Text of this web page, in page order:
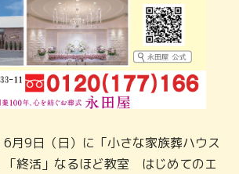
月9日（日）に「小さな家族葬ハウス
「終活」なるほど教室 はじめてのエ